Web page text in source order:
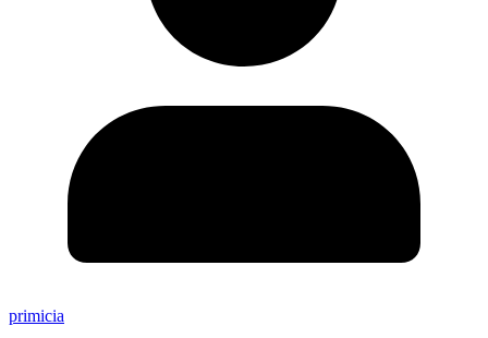
primicia